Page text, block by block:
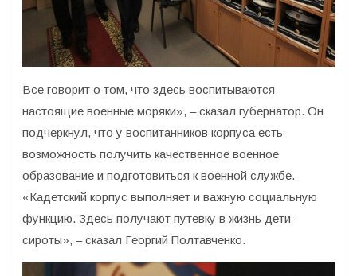
Все говорит о том, что здесь воспитываются
настоящие военные моряки», – сказал губернатор. Он
подчеркнул, что у воспитанников корпуса есть
возможность получить качественное военное
образование и подготовиться к военной службе.
«Кадетский корпус выполняет и важную социальную
функцию. Здесь получают путевку в жизнь дети-
сироты», – сказал Георгий Полтавченко.